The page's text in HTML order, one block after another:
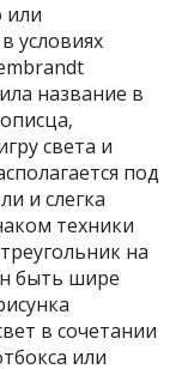
или
условиях
название в
света и
под
и слегка
техники
на
быть шире
в сочетании
или